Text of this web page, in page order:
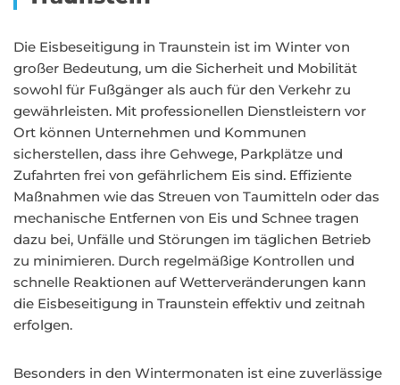
Die Eisbeseitigung in Traunstein ist im Winter von
großer Bedeutung, um die Sicherheit und Mobilität
sowohl für Fußgänger als auch für den Verkehr zu
gewährleisten. Mit professionellen Dienstleistern vor
Ort können Unternehmen und Kommunen
sicherstellen, dass ihre Gehwege, Parkplätze und
Zufahrten frei von gefährlichem Eis sind. Effiziente
Maßnahmen wie das Streuen von Taumitteln oder das
mechanische Entfernen von Eis und Schnee tragen
dazu bei, Unfälle und Störungen im täglichen Betrieb
zu minimieren. Durch regelmäßige Kontrollen und
schnelle Reaktionen auf Wetterveränderungen kann
die Eisbeseitigung in Traunstein effektiv und zeitnah
erfolgen.
Besonders in den Wintermonaten ist eine zuverlässige